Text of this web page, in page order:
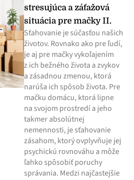
stresujúca a záťažová
situácia pre mačky II.
Sťahovanie je súčasťou našich
životov. Rovnako ako pre ľudí,
je aj pre mačky vykoľajením
z ich bežného života a zvykov
a zásadnou zmenou, ktorá
narúša ich spôsob života. Pre
mačku domácu, ktorá lipne
na svojom prostredí a jeho
takmer absolútnej
nemennosti, je sťahovanie
zásahom, ktorý ovplyvňuje jej
psychickú rovnováhu a môže
ľahko spôsobiť poruchy
správania. Medzi najčastejšie